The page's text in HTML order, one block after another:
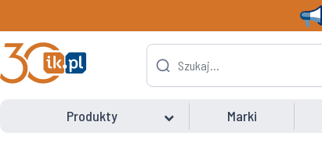
Produkty Marki